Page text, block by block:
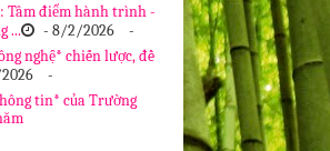
Tâm điểm hành trình -
...
- 8/2/2026
-
nghệ* chiến lược, đề
-
tin* của Trường